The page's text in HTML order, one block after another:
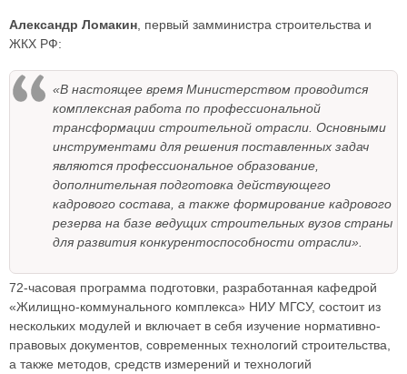
Александр Ломакин , первый замминистра строительства и
ЖКХ РФ:
«В настоящее время Министерством проводится
комплексная работа по профессиональной
трансформации строительной отрасли. Основными
инструментами для решения поставленных задач
являются профессиональное образование,
дополнительная подготовка действующего
кадрового состава, а также формирование кадрового
резерва на базе ведущих строительных вузов страны
для развития конкурентоспособности отрасли».
72-часовая программа подготовки, разработанная кафедрой
«Жилищно-коммунального комплекса» НИУ МГСУ, состоит из
нескольких модулей и включает в себя изучение нормативно-
правовых документов, современных технологий строительства,
а также методов, средств измерений и технологий